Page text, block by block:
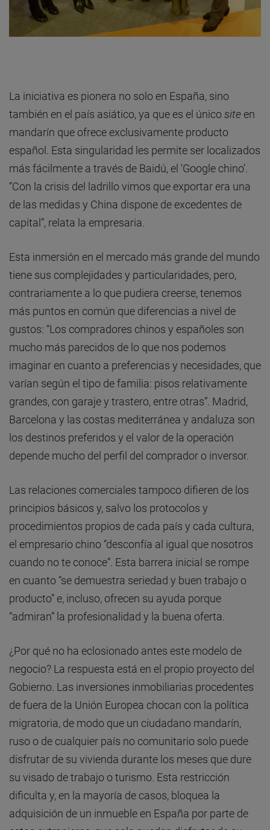
La iniciativa es pionera no solo en España, sino
también en el país asiático, ya que es el únicosite en
mandarín que ofrece exclusivamente producto
español. Esta singularidad les permite ser localizados
más fácilmente a través de Baidú, el ‘Google chino’.
“Con la crisis del ladrillo vimos que exportar era una
de las medidas y China dispone de excedentes de
capital”, relata la empresaria.
Esta inmersión en el mercado más grande del mundo
tiene sus complejidades y particularidades, pero,
contrariamente a lo que pudiera creerse, tenemos
más puntos en común que diferencias a nivel de
gustos: “Los compradores chinos y españoles son
mucho más parecidos de lo que nos podemos
imaginar en cuanto a preferencias y necesidades, que
varían según el tipo de familia: pisos relativamente
grandes, con garaje y trastero, entre otras”. Madrid,
Barcelona y las costas mediterránea y andaluza son
los destinos preferidos y el valor de la operación
depende mucho del perfil del comprador o inversor.
Las relaciones comerciales tampoco difieren de los
principios básicos y, salvo los protocolos y
procedimientos propios de cada país y cada cultura,
el empresario chino “desconfía al igual que nosotros
cuando no te conoce”. Esta barrera inicial se rompe
en cuanto “se demuestra seriedad y buen trabajo o
producto” e, incluso, ofrecen su ayuda porque
“admiran” la profesionalidad y la buena oferta.
¿Por qué no ha eclosionado antes este modelo de
negocio? La respuesta está en el propio proyecto del
Gobierno. Las inversiones inmobiliarias procedentes
de fuera de la Unión Europea chocan con la política
migratoria, de modo que un ciudadano mandarín,
ruso o de cualquier país no comunitario solo puede
disfrutar de su vivienda durante los meses que dure
su visado de trabajo o turismo. Esta restricción
dificulta y, en la mayoría de casos, bloquea la
adquisición de un inmueble en España por parte de